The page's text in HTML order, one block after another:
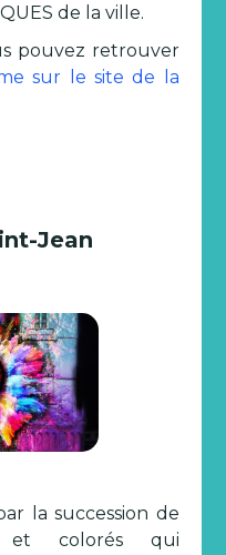
de la ville.
pouvez retrouver
sur le site de la
Jean
la succession de
et colorés qui